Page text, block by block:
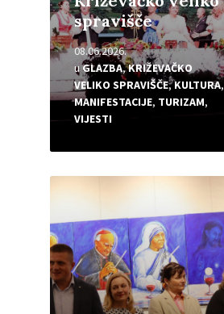
spravišče
08.06.2026.
uGLAZBA,KRIŽEVAČKO
VELIKO SPRAVIŠČE,KULTURA,
MANIFESTACIJE, TURIZAM,
VIJESTI
Pročitajte